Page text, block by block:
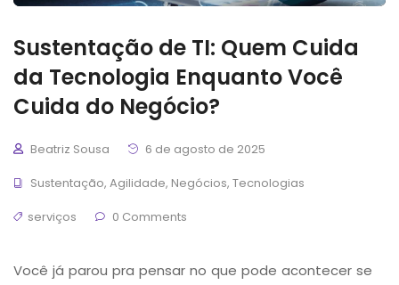
Sustentação de TI: Quem Cuida
da Tecnologia Enquanto Você
Cuida do Negócio?
Beatriz Sousa
6 de agosto de 2025
Sustentação, Agilidade, Negócios, Tecnologias
serviços
0 Comments
Você já parou pra pensar no que pode acontecer se